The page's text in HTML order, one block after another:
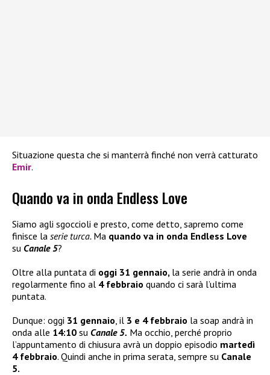
Situazione questa che si manterrà finché non verrà catturato
Emir.
Quando va in onda Endless Love
Siamo agli sgoccioli e presto, come detto, sapremo come
finisce la serie turca. Ma quando va in onda Endless Love
su Canale 5?
Oltre alla puntata di oggi 31 gennaio, la serie andrà in onda
regolarmente fino al 4 febbraio quando ci sarà l’ultima
puntata.
Dunque: oggi 31 gennaio , il 3 e 4 febbraio la soap andrà in
onda alle 14:10 su Canale 5. Ma occhio, perché proprio
l’appuntamento di chiusura avrà un doppio episodio martedì
4 febbraio. Quindi anche in prima serata, sempre su Canale
5.